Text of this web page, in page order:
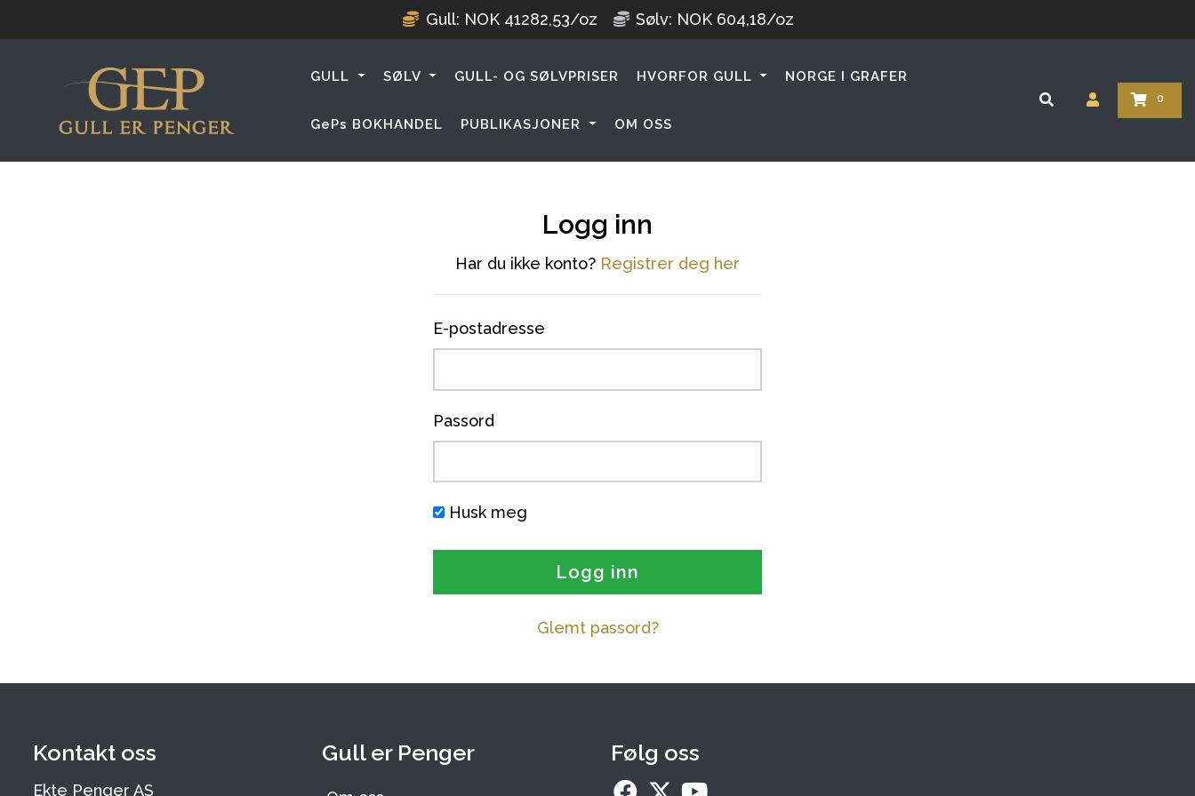
Gull: NOK 41282,53/oz Sølv: NOK 604,18/oz
GULL SØLV GULL- OG SØLVPRISER HVORFOR GULL NORGE I GRAFER
GePs BOKHANDEL PUBLIKASJONER OM OSS
0
Logg inn
Har du ikke konto? Registrer deg her
E-postadresse
Passord
Husk meg
Logg inn
Glemt passord?
Kontakt oss
Ekte Penger AS
Gull er Penger Følg oss